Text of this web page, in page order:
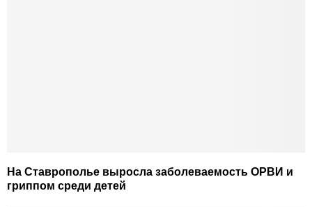
На Ставрополье выросла заболеваемость ОРВИ и
гриппом среди детей